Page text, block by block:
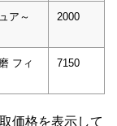
ア～
2000
フィ
7150
価格を表示して